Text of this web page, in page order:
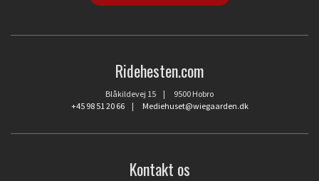
Ridehesten.com
Blåkildevej 15 | 9500 Hobro
+45 98 51 20 66| Mediehuset@wiegaarden.dk
Kontakt os